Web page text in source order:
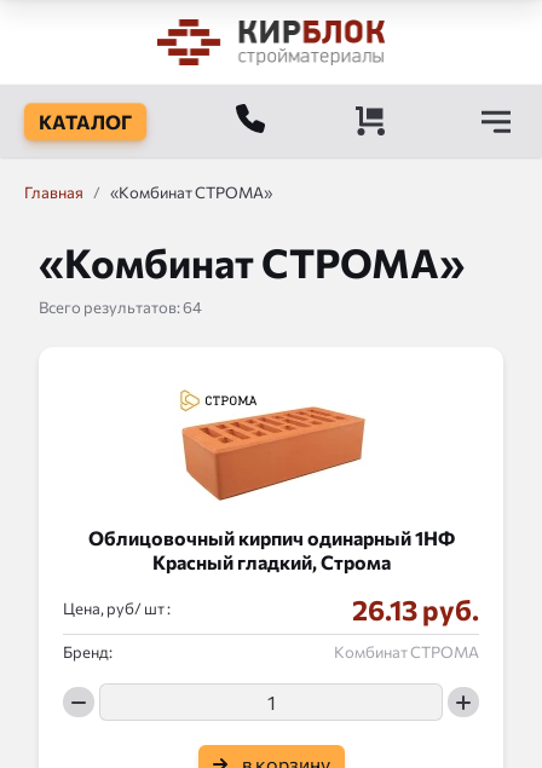
КАТАЛОГ
Главная / «Комбинат СТРОМА»
«Комбинат СТРОМА»
Всего результатов:64
Облицовочный кирпич одинарный 1НФ
Красный гладкий, Строма
Цена, руб/ : 26.13 руб.
Бренд: Комбинат СТРОМА